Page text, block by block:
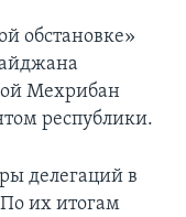
обстановке»
Мехрибан
республики.
делегаций в
их итогам